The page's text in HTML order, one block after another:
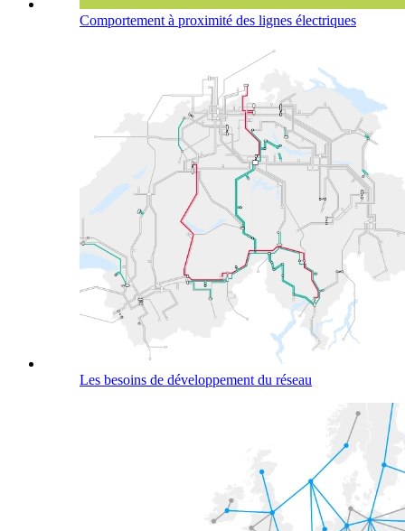
Comportement à proximité des lignes électriques
Les besoins de développement du réseau